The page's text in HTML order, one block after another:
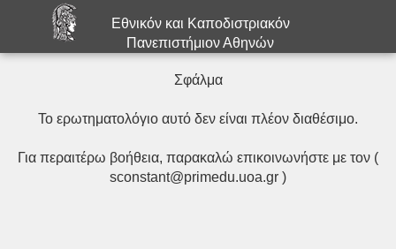
Εθνικόν και Καποδιστριακόν
Πανεπιστήμιον Αθηνών
Σφάλμα
Το ερωτηματολόγιο αυτό δεν είναι πλέον διαθέσιμο.
Για περαιτέρω βοήθεια, παρακαλώ επικοινωνήστε με τον (
sconstant@primedu.uoa.gr )